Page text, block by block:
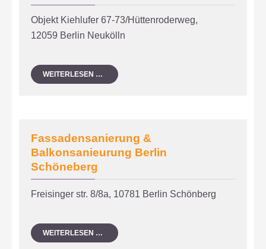
Objekt Kiehlufer 67-73/Hüttenroderweg,
12059 Berlin Neukölln
WEITERLESEN … FASSADENSANIERUNG
&
Fassadensanierung &
Balkonsanieurung Berlin
Schöneberg
Freisinger str. 8/8a, 10781 Berlin Schönberg
WEITERLESEN … FASSADENSANIERUNG
&